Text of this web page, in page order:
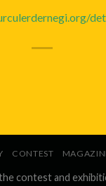
CONTEST
contest and